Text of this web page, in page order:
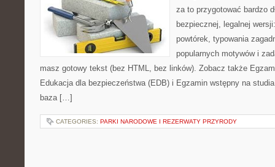
za to przygotować bardzo
bezpiecznej, legalnej
powtórek, typowania
popularnych motywów i
masz gotowy tekst (bez HTML, bez linków). Zobacz także
Edukacja dla bezpieczeństwa (EDB) i Egzamin wstępny na
baza […]
CATEGORIES: PARKI NARODOWE I REZERWATY PRZYRODY